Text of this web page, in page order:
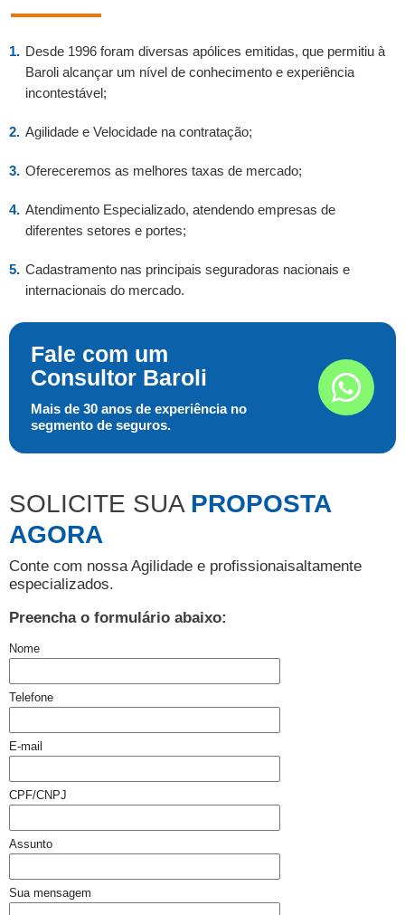
Desde 1996 foram diversas apólices emitidas, que permitiu à
Baroli alcançar um nível de conhecimento e experiência
incontestável;
Agilidade e Velocidade na contratação;
Ofereceremos as melhores taxas de mercado;
Atendimento Especializado, atendendo empresas de
diferentes setores e portes;
Cadastramento nas principais seguradoras nacionais e
internacionais do mercado.
Fale com um
Consultor Baroli
Mais de 30 anos de experiência no
segmento de seguros.
SOLICITE SUA PROPOSTA
AGORA
Conte com nossa Agilidade e profissionaisaltamente
especializados.
Preencha o formulário abaixo:
Nome
Telefone
E-mail
CPF/CNPJ
Assunto
Sua mensagem